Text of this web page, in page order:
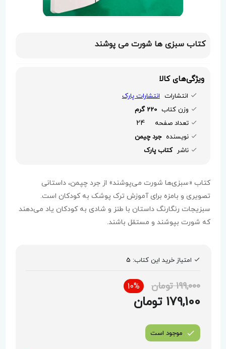
کتاب سبزی ها شورت می پوشند
ویژگی‌های کالا
انتشارات انتشارات پارک
وزن کتاب 220 گرم
تعداد صفحه
24
نویسنده جرد چیمن
ناشر کتاب پارک
کتاب «سبزی‌ها شورت می‌پوشند» از جرد چپمن، داستانی
تصویری و بامزه برای آموزش ترک پوشک به کودکان است.
سبزیجات رنگارنگ داستان با طنز و شادی به کودکان یاد می‌دهند
که شورت بپوشند و مستقل باشند.
امتیاز خرید این کتاب: 5
199,000 تومان 10%
179,100 تومان
موجود است